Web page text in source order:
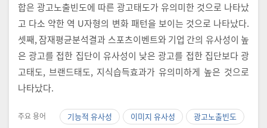
합은 광고노출빈도에 따른 광고태도가 유의미한 것으로 나타났
고 다소 약한 역 U자형의 변화 패턴을 보이는 것으로 나타났다.
셋째, 잠재평균분석결과 스포츠이벤트와 기업 간의 유사성이 높
은 광고를 접한 집단이 유사성이 낮은 광고를 접한 집단보다 광
고태도, 브랜드태도, 지식습득효과가 유의미하게 높은 것으로
나타났다.
주요 용어 기능적 유사성 이미지 유사성
광고노출빈도